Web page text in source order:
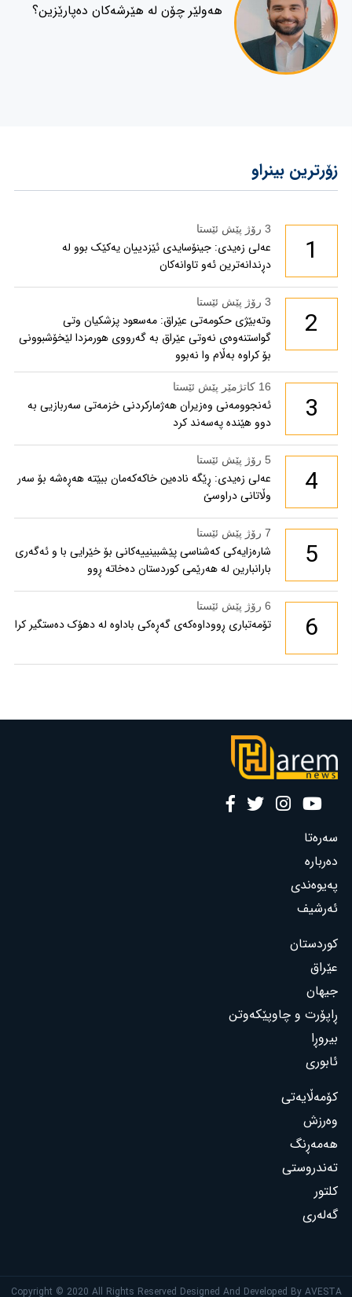
هەولێر چۆن لە هێرشەکان دەپارێزین؟
زۆرترین بینراو
1
3 رۆژ پێش ئێستا
عەلی زەیدی: جینۆسایدی ئێزدییان یەکێک بوو لە
دڕندانەترین ئەو تاوانەکان
2
3 رۆژ پێش ئێستا
وتەبێژی حکومەتی عێراق: مەسعود پزشكیان وتی
گواستنەوەی نەوتی عێراق بە گەرووی هورمزدا لێخۆشبوونی
بۆ كراوە بەڵام وا نەبوو
3
16 کاتژمێر پێش ئێستا
ئەنجوومەنی وەزیران هەژمارکردنی خزمەتی سەربازیی بە
دوو هێندە پەسەند کرد
4
5 رۆژ پێش ئێستا
عەلی زەیدی: ڕێگە نادەین خاکەکەمان ببێتە هەڕەشە بۆ سەر
وڵاتانی دراوسێ
5
7 رۆژ پێش ئێستا
شارەزایەکی کەشناسی پێشبینییەکانی بۆ خێرایی با و ئەگەری
بارانبارین لە هەرێمی کوردستان دەخاتە ڕوو
6
6 رۆژ پێش ئێستا
تۆمەتباری ڕووداوەکەی گەڕەکی باداوە لە دهۆک دەستگیر کرا
سەرەتا
دەربارە
پەیوەندی
ئەرشیف
کوردستان
عێراق
جیهان
ڕاپۆرت و چاوپێکەوتن
بیروڕا
ئابوری
کۆمەڵایەتی
وەرزش
هەمەڕنگ
تەندروستی
کلتور
گەلەری
Copyright © 2020 All Rights Reserved Designed And Developed By AVESTA